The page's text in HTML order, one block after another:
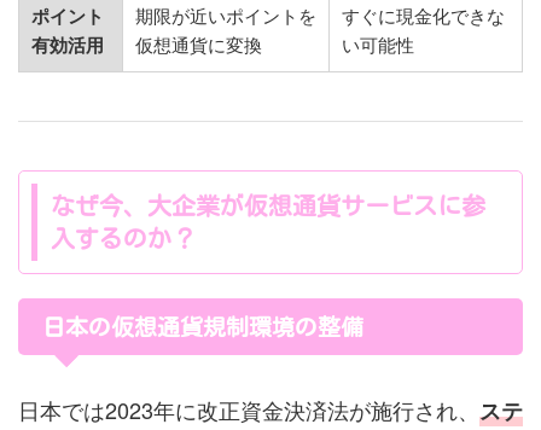
ポイント
有効活用
期限が近いポイントを
仮想通貨に変換
すぐに現金化できな
い可能性
なぜ今、大企業が仮想通貨サービスに参
入するのか？
日本の仮想通貨規制環境の整備
日本では2023年に改正資金決済法が施行され、 ステ